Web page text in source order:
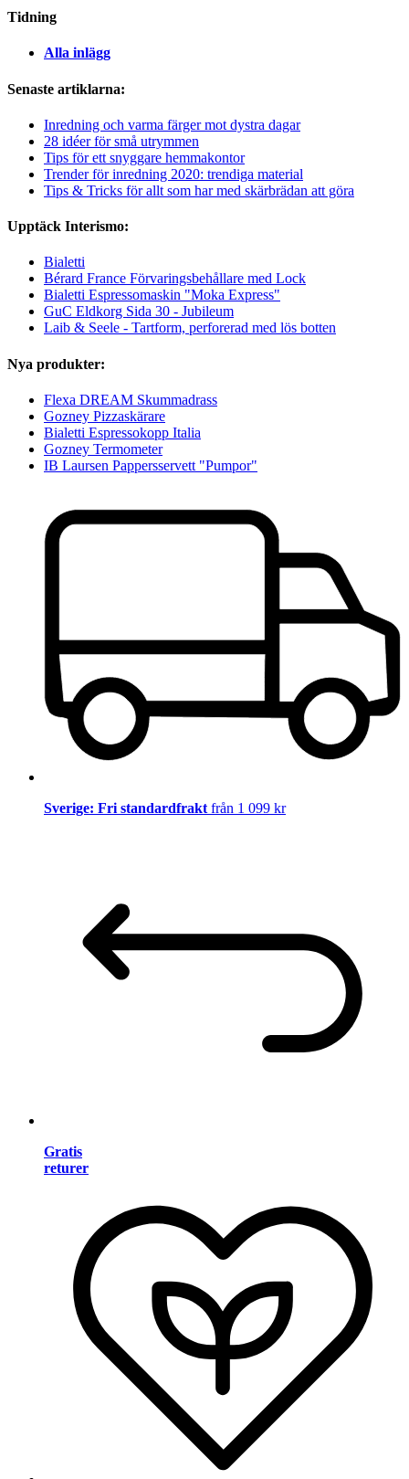
Tidning
Alla inlägg
Senaste artiklarna:
Inredning och varma färger mot dystra dagar
28 idéer för små utrymmen
Tips för ett snyggare hemmakontor
Trender för inredning 2020: trendiga material
Tips & Tricks för allt som har med skärbrädan att göra
Upptäck Interismo:
Bialetti
Bérard France Förvaringsbehållare med Lock
Bialetti Espressomaskin "Moka Express"
GuC Eldkorg Sida 30 - Jubileum
Laib & Seele - Tartform, perforerad med lös botten
Nya produkter:
Flexa DREAM Skummadrass
Gozney Pizzaskärare
Bialetti Espressokopp Italia
Gozney Termometer
IB Laursen Pappersservett "Pumpor"
Sverige: Fri standardfrakt från 1 099 kr
Gratis
returer